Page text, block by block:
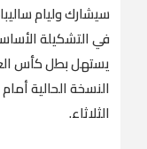
سيشارك وليام
في التشكيلة
النسخة ‌الحالية
الثلاثاء.